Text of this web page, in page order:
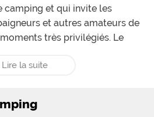
camping et qui invite les
et autres amateurs de
très privilégiés. Le
plus reposants. Au sein du
aire de jeux sera idéale pour se
Lire la suite